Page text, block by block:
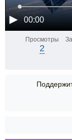
00:00
Просмотры
2